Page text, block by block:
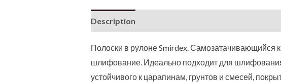
Description
Полоски в рулоне Smirdex. Самозатачивающийся
шлифование. Идеально подходит для
устойчивого к царапинам, грунтов и смесей,